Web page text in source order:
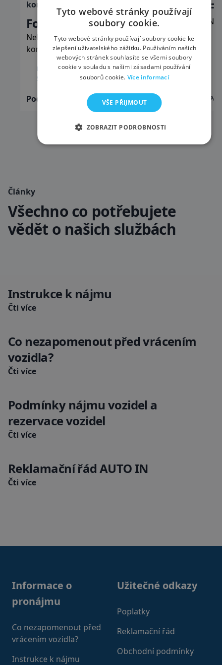
kombi 799,00 Kč
Ford Focus kombi
Nebo podobné z kategorie Nižší střední třída
kombi
Kombi Manuální
5 míst
5 dveří
Ano
Podrobnosti
Články
Všechno co potřebujete
vědět o našich službách
Instrukce k nájmu
Čti více
Co nezapomenout před vrácením
vozidla?
Čti více
Podmínky nájmu vozidel a
rezervace vozidel
Čti více
Reklamační řád AUTO IN
Čti více
Informace o
pronájmu
Co nezapomenout před
vrácením vozidla?
Instrukce k nájmu
Užitečné odkazy
Poplatky
Reklamační řád
Obchodní podmínky
Tyto webové stránky používají
soubory cookie.
Tyto webové stránky používají soubory cookie ke
zlepšení uživatelského zážitku. Používáním našich
webových stránek souhlasíte se všemi soubory
cookie v souladu s našimi zásadami používání
souborů cookie. Více informací
VŠE PŘIJMOUT
ZOBRAZIT PODROBNOSTI